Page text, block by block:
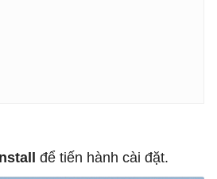
để tiến hành cài đặt.